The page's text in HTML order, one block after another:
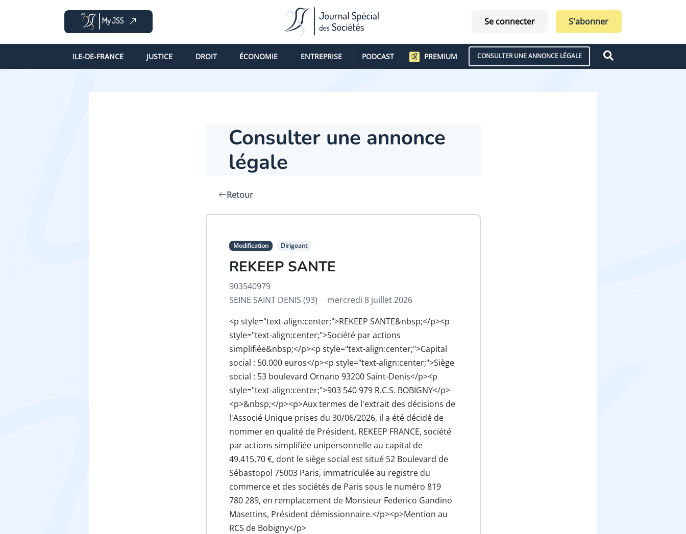
Se connecter S'abonner
ILE-DE-FRANCE JUSTICE DROIT ÉCONOMIE ENTREPRISE PODCAST PREMIUM CONSULTER UNE ANNONCE LÉGALE
Consulter une annonce
légale
Retour
Modification Dirigeant
REKEEP SANTE
903540979
SEINE SAINT DENIS (93)
mercredi 8 juillet 2026
<p style="text-align:center;">REKEEP SANTE&nbsp;</p><p
style="text-align:center;">Société par actions
simplifiée&nbsp;</p><p style="text-align:center;">Capital
social : 50.000 euros</p><p style="text-align:center;">Siège
social : 53 boulevard Ornano 93200 Saint-Denis</p><p
style="text-align:center;">903 540 979 R.C.S. BOBIGNY</p>
<p>&nbsp;</p><p>Aux termes de l'extrait des décisions de
l'Associé Unique prises du 30/06/2026, il a été décidé de
nommer en qualité de Président, REKEEP FRANCE, société
par actions simplifiée unipersonnelle au capital de
49.415,70 €, dont le siège social est situé 52 Boulevard de
Sébastopol 75003 Paris, immatriculée au registre du
commerce et des sociétés de Paris sous le numéro 819
780 289, en remplacement de Monsieur Federico Gandino
Masettins, Président démissionnaire.</p><p>Mention au
RCS de Bobigny</p>